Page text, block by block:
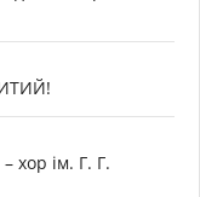
хор ім. Г. Г.